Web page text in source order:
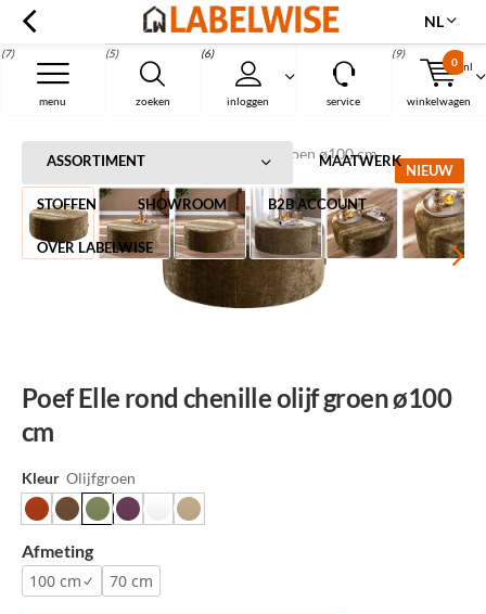
nl
zoeken
(5)
inloggen
(6)
menu
(7)
service winkelwagen
0
(9)
Menu
NL
ASSORTIMENT MAATWERK
STOFFEN SHOWROOM B2B ACCOUNT
OVER LABELWISE
Home Poef Elle rond chenille olijf groen ø100 cm
NIEUW
Poef Elle rond chenille olijf groen ø100
cm
Kleur Olijfgroen
Afmeting
100 cm
70 cm